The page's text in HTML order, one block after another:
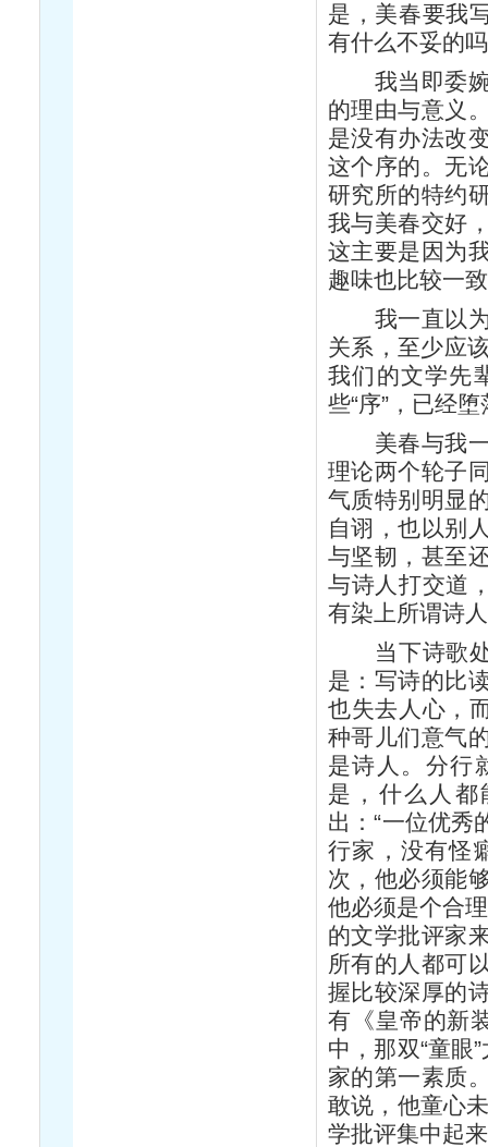
是，美春要我
有什么不妥的
我当即委婉
的理由与意义
是没有办法改
这个序的。无
研究所的特约
我与美春交好
这主要是因为
趣味也比较一
我一直以为
关系，至少应
我们的文学先
些“序”，已经
美春与我一
理论两个轮子
气质特别明显
自诩，也以别
与坚韧，甚至
与诗人打交道
有染上所谓诗
当下诗歌处
是：写诗的比
也失去人心，
种哥儿们意气
是诗人。分行
是，什么人都
出：“一位优秀
行家，没有怪
次，他必须能
他必须是个合
的文学批评家
所有的人都可
握比较深厚的
有《皇帝的新
中，那双“童眼
家的第一素质
敢说，他童心
学批评集中起